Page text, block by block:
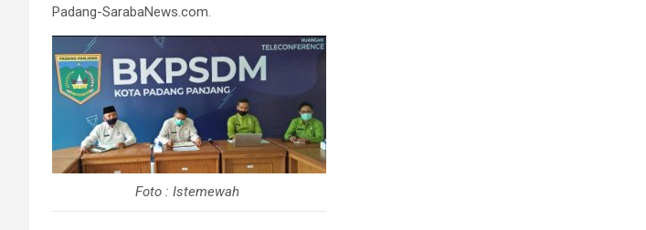
Padang-SarabaNews.com.
Foto : Istemewah